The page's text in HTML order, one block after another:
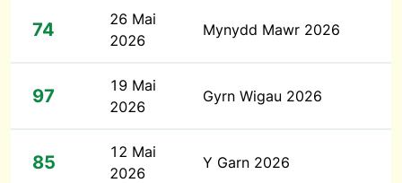
74
26 Mai
2026
Mynydd Mawr 2026
97
19 Mai
2026
Gyrn Wigau 2026
85
12 Mai
2026
Y Garn 2026